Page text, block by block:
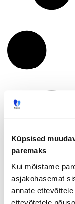
Küpsised
paremaks
Kui mõistame
asjakohasemat
annate
ettevõtetele